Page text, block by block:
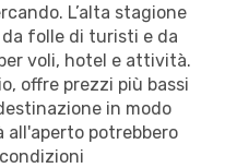
L’alta stagione
folle di turisti e da
voli, hotel e attività.
offre prezzi più bassi
in modo
potrebbero